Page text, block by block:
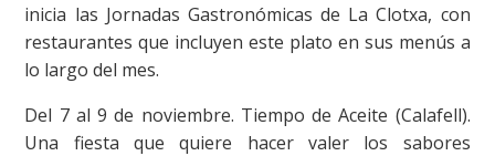
inicia las Jornadas Gastronómicas de La Clotxa, con
restaurantes que incluyen este plato en sus menús a
lo largo del mes.
Del 7 al 9 de noviembre. Tiempo de Aceite (Calafell).
Una fiesta que quiere hacer valer los sabores